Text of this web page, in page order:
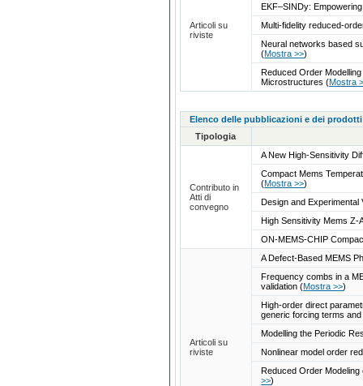
Articoli su
riviste
EKF–SINDy:
Multi-fidelity reduced-
Neural networks based
(Mostra >>)
Reduced Order
Microstructures(Mostra
Elenco delle pubblicazioni e dei
Tipologia
Contributo in
Atti di
convegno
A New High-Sensitivity
Compact Mems
(Mostra >>)
Design and
High Sensitivity Mems Z-
ON-MEMS-CHIP
Articoli su
riviste
A Defect-Based MEMS
Frequency combs in a
validation(Mostra >>)
High-order direct
generic forcing terms
Modelling the Periodic
Nonlinear model order
Reduced Order
>>)